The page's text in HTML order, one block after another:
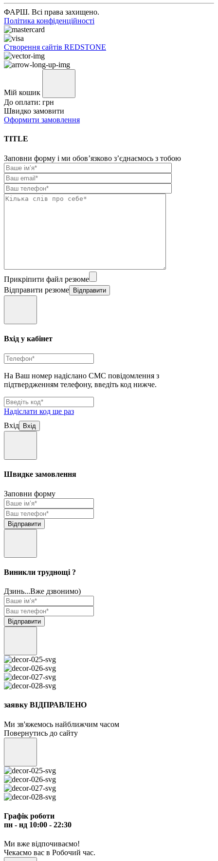
ФАРШ. Всі права захищено.
Політика конфіденційності
Створення сайтів REDSTONE
Мій кошик
До оплати: грн
Швидко замовити
Оформити замовлення
TITLE
Заповни форму і ми обов’язково з’єднаємось з тобою
Прикріпити файл резюме
Відправити резюме
Вхід у кабінет
На Ваш номер надіслано СМС повідомлення з
підтвердженням телефону, введіть код нижче.
Надіслати код ще раз
Вхід
Швидке замовлення
Заповни форму
Виникли труднощі ?
Дзинь...Вже дзвонимо)
заявку ВІДПРАВЛЕНО
Ми зв'яжемось найближчим часом
Повернутись до сайту
Графік роботи
пн - нд 10:00 - 22:30
Ми вже відпочиваємо!
Чекаємо вас в Робочий час.